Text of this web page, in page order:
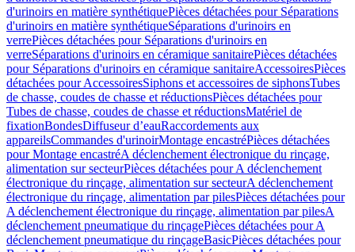
d'urinoirs en matière synthétiquePièces détachées pour Séparations
d'urinoirs en matière synthétiqueSéparations d'urinoirs en
verrePièces détachées pour Séparations d'urinoirs en
verreSéparations d'urinoirs en céramique sanitairePièces détachées
pour Séparations d'urinoirs en céramique sanitaireAccessoiresPièces
détachées pour AccessoiresSiphons et accessoires de siphonsTubes
de chasse, coudes de chasse et réductionsPièces détachées pour
Tubes de chasse, coudes de chasse et réductionsMatériel de
fixationBondesDiffuseur d’eauRaccordements aux
appareilsCommandes d'urinoirMontage encastréPièces détachées
pour Montage encastréA déclenchement électronique du rinçage,
alimentation sur secteurPièces détachées pour A déclenchement
électronique du rinçage, alimentation sur secteurA déclenchement
électronique du rinçage, alimentation par pilesPièces détachées pour
A déclenchement électronique du rinçage, alimentation par pilesA
déclenchement pneumatique du rinçagePièces détachées pour A
déclenchement pneumatique du rinçageBasicPièces détachées pour